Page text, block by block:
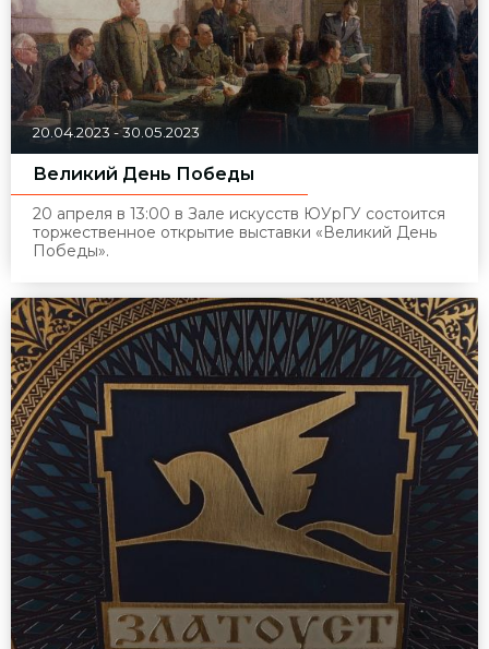
20.04.2023 -30.05.2023
Великий День Победы
20 апреля в 13:00 в Зале искусств ЮУрГУ состоится
торжественное открытие выставки «Великий День
Победы».